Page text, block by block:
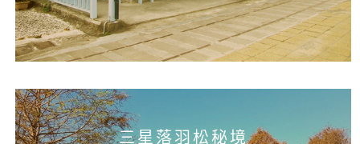
三星落羽松秘境